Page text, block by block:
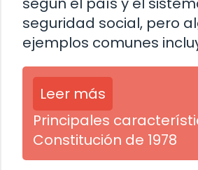
seguridad social, pero
ejemplos comunes
Leer más
Principales
Constitución de 1978